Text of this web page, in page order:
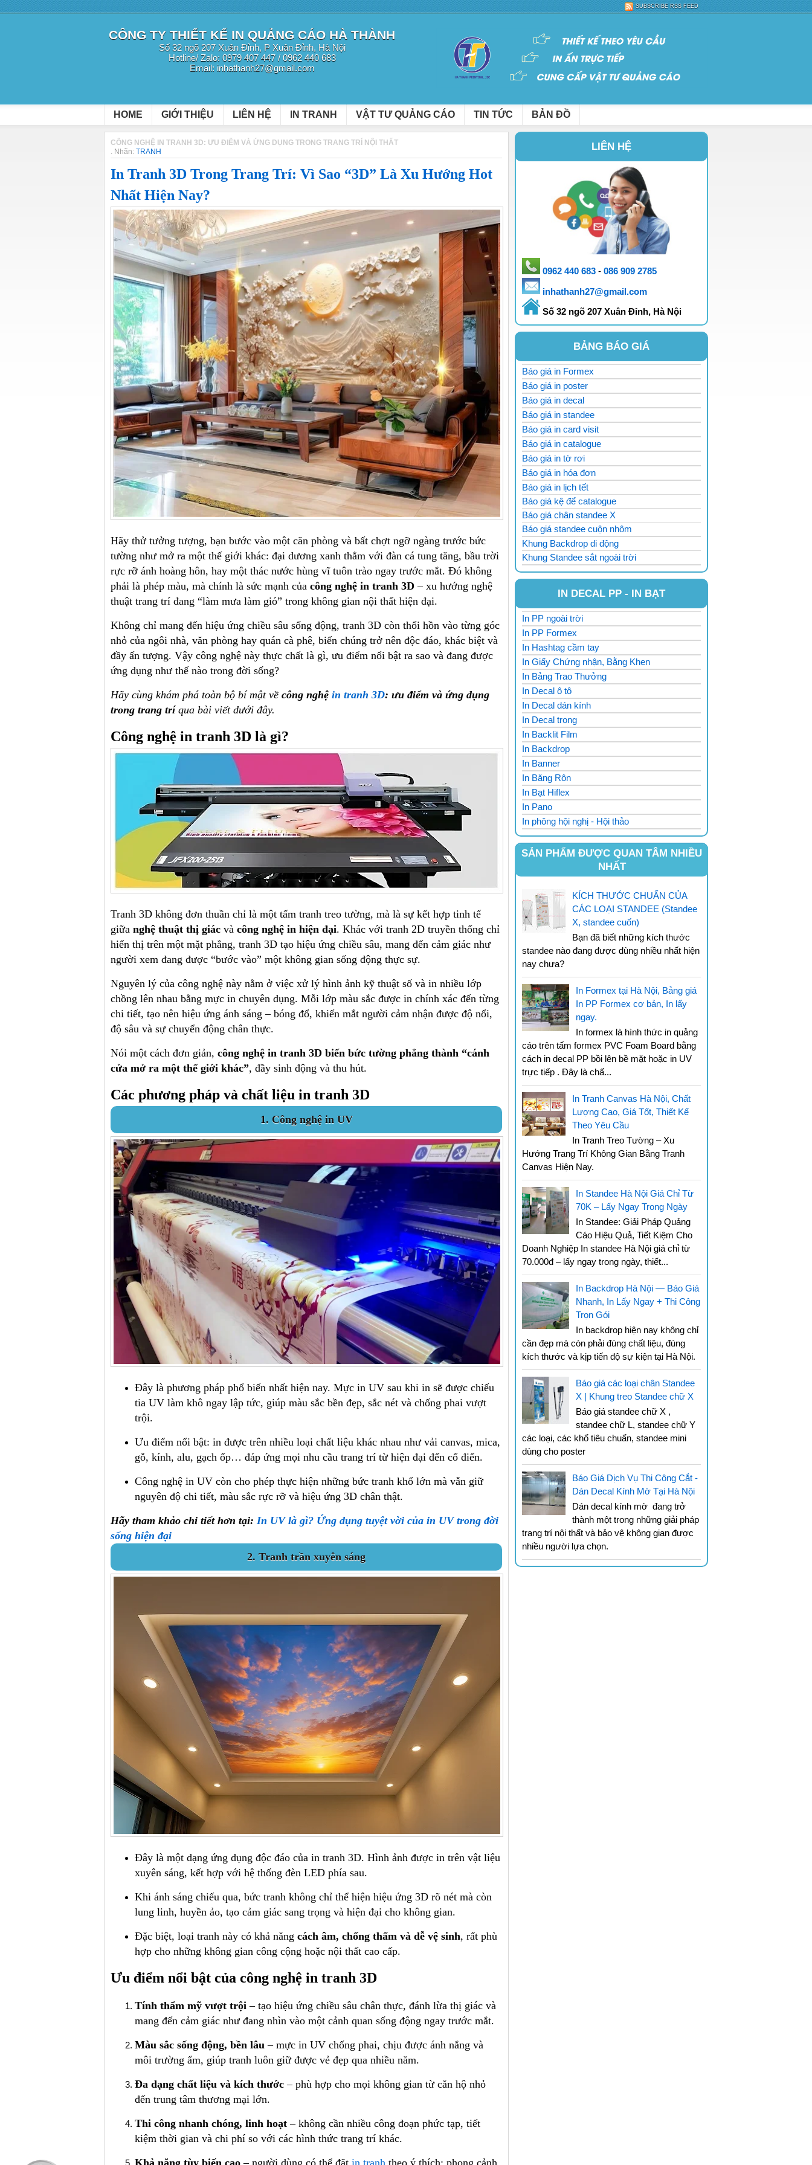
SUBSCRIBE RSS FEED
CÔNG TY THIẾT KẾ IN QUẢNG CÁO HÀ THÀNH
Số 32 ngõ 207 Xuân Đỉnh, P Xuân Đỉnh, Hà Nội
Hotline/ Zalo: 0979 407 447 / 0962 440 683
Email: inhathanh27@gmail.com
HOME GIỚI THIỆU LIÊN HỆ IN TRANH VẬT TƯ QUẢNG CÁO TIN TỨC BẢN ĐỒ
CÔNG NGHỆ IN TRANH 3D: ƯU ĐIỂM VÀ ỨNG DỤNG TRONG TRANG TRÍ NỘI THẤT
. Nhãn: TRANH
In Tranh 3D Trong Trang Trí: Vì Sao “3D” Là Xu Hướng Hot
Nhất Hiện Nay?
Hãy thử tưởng tượng, bạn bước vào một căn phòng và bất chợt ngỡ ngàng trước bức
tường như mở ra một thế giới khác: đại dương xanh thẳm với đàn cá tung tăng, bầu trời
rực rỡ ánh hoàng hôn, hay một thác nước hùng vĩ tuôn trào ngay trước mắt. Đó không
phải là phép màu, mà chính là sức mạnh của công nghệ in tranh 3D – xu hướng nghệ
thuật trang trí đang “làm mưa làm gió” trong không gian nội thất hiện đại.
Không chỉ mang đến hiệu ứng chiều sâu sống động, tranh 3D còn thổi hồn vào từng góc
nhỏ của ngôi nhà, văn phòng hay quán cà phê, biến chúng trở nên độc đáo, khác biệt và
đầy ấn tượng. Vậy công nghệ này thực chất là gì, ưu điểm nổi bật ra sao và đang được
ứng dụng như thế nào trong đời sống?
Hãy cùng khám phá toàn bộ bí mật về công nghệ in tranh 3D: ưu điểm và ứng dụng
trong trang tríqua bài viết dưới đây.
Công nghệ in tranh 3D là gì?
Tranh 3D không đơn thuần chỉ là một tấm tranh treo tường, mà là sự kết hợp tinh tế
giữa nghệ thuật thị giác và công nghệ in hiện đại. Khác với tranh 2D truyền thống chỉ
hiển thị trên một mặt phẳng, tranh 3D tạo hiệu ứng chiều sâu, mang đến cảm giác như
người xem đang được “bước vào” một không gian sống động thực sự.
Nguyên lý của công nghệ này nằm ở việc xử lý hình ảnh kỹ thuật số và in nhiều lớp
chồng lên nhau bằng mực in chuyên dụng. Mỗi lớp màu sắc được in chính xác đến từng
chi tiết, tạo nên hiệu ứng ánh sáng – bóng đổ, khiến mắt người cảm nhận được độ nổi,
độ sâu và sự chuyển động chân thực.
Nói một cách đơn giản, công nghệ in tranh 3D biến bức tường phẳng thành “cánh
cửa mở ra một thế giới khác”, đầy sinh động và thu hút.
Các phương pháp và chất liệu in tranh 3D
1. Công nghệ in UV
Đây là phương pháp phổ biến nhất hiện nay. Mực in UV sau khi in sẽ được chiếu
tia UV làm khô ngay lập tức, giúp màu sắc bền đẹp, sắc nét và chống phai vượt
trội.
Ưu điểm nổi bật: in được trên nhiều loại chất liệu khác nhau như vải canvas, mica,
gỗ, kính, alu, gạch ốp… đáp ứng mọi nhu cầu trang trí từ hiện đại đến cổ điển.
Công nghệ in UV còn cho phép thực hiện những bức tranh khổ lớn mà vẫn giữ
nguyên độ chi tiết, màu sắc rực rỡ và hiệu ứng 3D chân thật.
Hãy tham khảo chi tiết hơn tại: In UV là gì? Ứng dụng tuyệt vời của in UV trong đời
sống hiện đại
2. Tranh trần xuyên sáng
Đây là một dạng ứng dụng độc đáo của in tranh 3D. Hình ảnh được in trên vật liệu
xuyên sáng, kết hợp với hệ thống đèn LED phía sau.
Khi ánh sáng chiếu qua, bức tranh không chỉ thể hiện hiệu ứng 3D rõ nét mà còn
lung linh, huyền ảo, tạo cảm giác sang trọng và hiện đại cho không gian.
Đặc biệt, loại tranh này có khả năng cách âm, chống thấm và dễ vệ sinh, rất phù
hợp cho những không gian công cộng hoặc nội thất cao cấp.
Ưu điểm nổi bật của công nghệ in tranh 3D
Tính thẩm mỹ vượt trội – tạo hiệu ứng chiều sâu chân thực, đánh lừa thị giác và
mang đến cảm giác như đang nhìn vào một cảnh quan sống động ngay trước mắt.
Màu sắc sống động, bền lâu – mực in UV chống phai, chịu được ánh nắng và
môi trường ẩm, giúp tranh luôn giữ được vẻ đẹp qua nhiều năm.
Đa dạng chất liệu và kích thước – phù hợp cho mọi không gian từ căn hộ nhỏ
đến trung tâm thương mại lớn.
Thi công nhanh chóng, linh hoạt – không cần nhiều công đoạn phức tạp, tiết
kiệm thời gian và chi phí so với các hình thức trang trí khác.
LIÊN HỆ
0962 440 683 - 086 909 2785
inhathanh27@gmail.com
Số 32 ngõ 207 Xuân Đỉnh, Hà Nội
BẢNG BÁO GIÁ
Báo giá in Formex
Báo giá in poster
Báo giá in decal
Báo giá in standee
Báo giá in card visit
Báo giá in catalogue
Báo giá in tờ rơi
Báo giá in hóa đơn
Báo giá in lịch tết
Báo giá kệ để catalogue
Báo giá chân standee X
Báo giá standee cuộn nhôm
Khung Backdrop di động
Khung Standee sắt ngoài trời
IN DECAL PP - IN BẠT
In PP ngoài trời
In PP Formex
In Hashtag cầm tay
In Giấy Chứng nhận, Bằng Khen
In Bảng Trao Thưởng
In Decal ô tô
In Decal dán kính
In Decal trong
In Backlit Film
In Backdrop
In Banner
In Băng Rôn
In Bạt Hiflex
In Pano
In phông hội nghị - Hội thảo
SẢN PHẨM ĐƯỢC QUAN TÂM NHIỀU
NHẤT
KÍCH THƯỚC CHUẨN CỦA
CÁC LOẠI STANDEE (Standee
X, standee cuốn)
Bạn đã biết những kích thước
standee nào đang được dùng nhiều nhất hiện
nay chưa?
In Formex tại Hà Nội, Bảng giá
In PP Formex cơ bản, In lấy
ngay.
In formex là hình thức in quảng
cáo trên tấm formex PVC Foam Board bằng
cách in decal PP bồi lên bề mặt hoặc in UV
trực tiếp . Đây là chấ...
In Tranh Canvas Hà Nội, Chất
Lượng Cao, Giá Tốt, Thiết Kế
Theo Yêu Cầu
In Tranh Treo Tường – Xu
Hướng Trang Trí Không Gian Bằng Tranh
Canvas Hiện Nay.
In Standee Hà Nội Giá Chỉ Từ
70K – Lấy Ngay Trong Ngày
In Standee: Giải Pháp Quảng
Cáo Hiệu Quả, Tiết Kiệm Cho
Doanh Nghiệp In standee Hà Nội giá chỉ từ
70.000đ – lấy ngay trong ngày, thiết...
In Backdrop Hà Nội — Báo Giá
Nhanh, In Lấy Ngay + Thi Công
Trọn Gói
In backdrop hiện nay không chỉ
cần đẹp mà còn phải đúng chất liệu, đúng
kích thước và kịp tiến độ sự kiện tại Hà Nội.
Báo giá các loại chân Standee
X | Khung treo Standee chữ X
Báo giá standee chữ X ,
standee chữ L, standee chữ Y
các loại, các khổ tiêu chuẩn, standee mini
dùng cho poster
Báo Giá Dịch Vụ Thi Công Cắt -
Dán Decal Kính Mờ Tại Hà Nội
Dán decal kính mờ đang trở
thành một trong những giải pháp
trang trí nội thất và bảo vệ không gian được
nhiều người lựa chọn.